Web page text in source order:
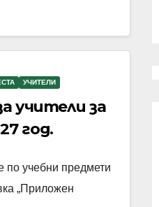
УЧИТЕЛИ
учители за
год.
по учебни предмети
„Приложен